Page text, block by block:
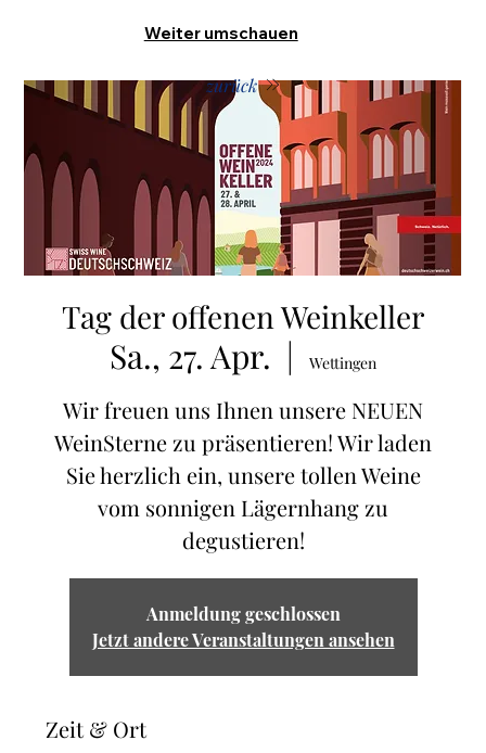
Weiter umschauen
Tag der offenen Weinkeller
Sa., 27. Apr.
  |
Wettingen
Wir freuen uns Ihnen unsere NEUEN
WeinSterne zu präsentieren! Wir laden
Sie herzlich ein, unsere tollen Weine
vom sonnigen Lägernhang zu
degustieren!
Anmeldung geschlossen
Jetzt andere Veranstaltungen ansehen
Zeit & Ort
zurück